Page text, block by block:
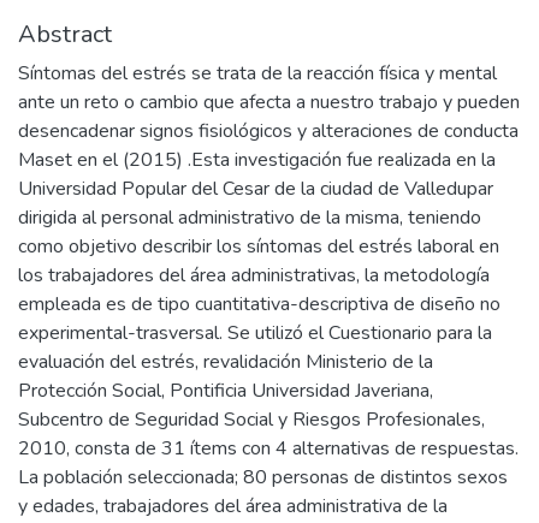
Abstract
Síntomas del estrés se trata de la reacción física y mental
ante un reto o cambio que afecta a nuestro trabajo y pueden
desencadenar signos fisiológicos y alteraciones de conducta
Maset en el (2015) .Esta investigación fue realizada en la
Universidad Popular del Cesar de la ciudad de Valledupar
dirigida al personal administrativo de la misma, teniendo
como objetivo describir los síntomas del estrés laboral en
los trabajadores del área administrativas, la metodología
empleada es de tipo cuantitativa-descriptiva de diseño no
experimental-trasversal. Se utilizó el Cuestionario para la
evaluación del estrés, revalidación Ministerio de la
Protección Social, Pontificia Universidad Javeriana,
Subcentro de Seguridad Social y Riesgos Profesionales,
2010, consta de 31 ítems con 4 alternativas de respuestas.
La población seleccionada; 80 personas de distintos sexos
y edades, trabajadores del área administrativa de la